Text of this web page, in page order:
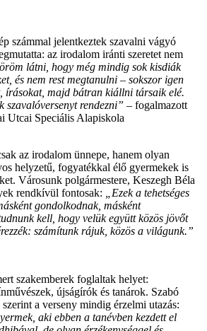
számmal jelentkeztek szavalni vágyó
az irodalom iránti szeretet nem
látni, hogy még mindig sok kisdiák
és nem rest megtanulni – sokszor igen
írásokat, majd bátran kiállni társaik elé.
szavalóversenyt rendezni” – fogalmazott
Utcai Speciális Alapiskola
az irodalom ünnepe, hanem olyan
helyzetű, fogyatékkal élő gyermekek is
Városunk polgármestere, Keszegh Béla
rendkívül fontosak: „Ezek a tehetséges
gondolkodnak, másként
kell, hogy velük együtt közös jövőt
számítunk rájuk, közös a világunk.”
szakemberek foglaltak helyet:
újságírók és tanárok. Szabó
a verseny mindig érzelmi utazás:
aki ebben a tanévben kezdett el